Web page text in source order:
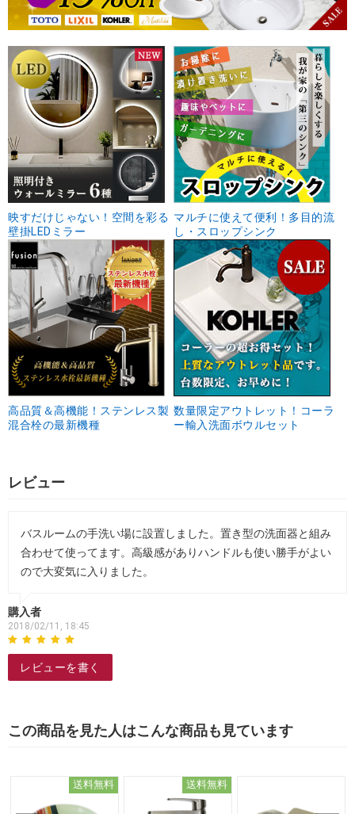
映すだけじゃない！空間を彩る
壁掛LEDミラー
マルチに使えて便利！多目的流
し・スロップシンク
高品質＆高機能！ステンレス製
混合栓の最新機種
数量限定アウトレット！コーラ
ー輸入洗面ボウルセット
レビュー
バスルームの手洗い場に設置しました。置き型の洗面器と組み
合わせて使ってます。高級感がありハンドルも使い勝手がよい
ので大変気に入りました。
購入者
2018/02/11, 18:45
レビューを書く
この商品を見た人はこんな商品も見ています
送料無料 送料無料